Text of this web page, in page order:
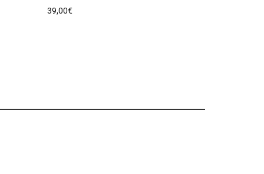
39,00€